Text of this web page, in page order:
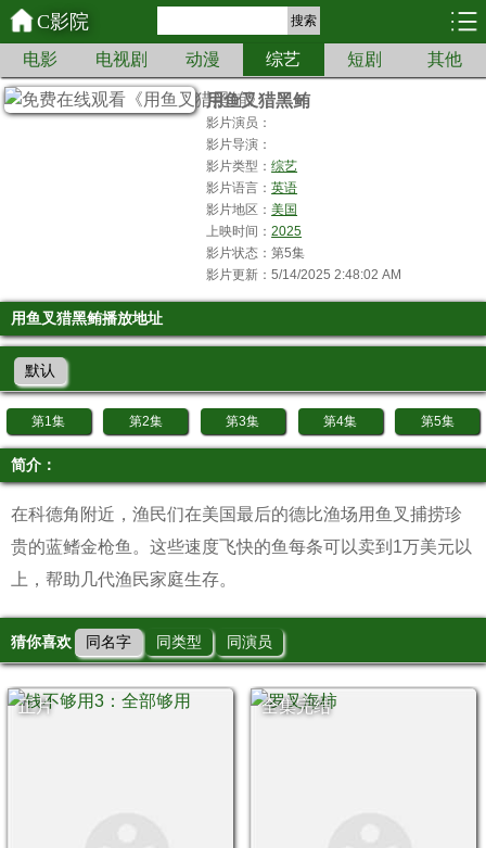
C影院 搜索
电影 电视剧 动漫 综艺 短剧 其他
用鱼叉猎黑鲔
影片演员：
影片导演：
影片类型：综艺
影片语言：英语
影片地区：美国
上映时间：2025
影片状态：第5集
影片更新：5/14/2025 2:48:02 AM
用鱼叉猎黑鲔播放地址
默认
第1集 第2集 第3集 第4集 第5集
简介：
在科德角附近，渔民们在美国最后的德比渔场用鱼叉捕捞珍
贵的蓝鳍金枪鱼。这些速度飞快的鱼每条可以卖到1万美元以
上，帮助几代渔民家庭生存。
猜你喜欢 同名字 同类型 同演员
正片 全集完结